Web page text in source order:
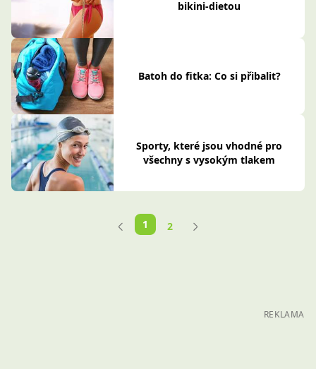
bikini-dietou
Batoh do fitka: Co si přibalit?
Sporty, které jsou vhodné pro
všechny s vysokým tlakem
1 2
REKLAMA